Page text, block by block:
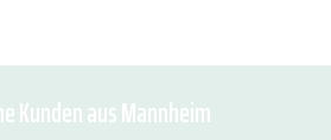
Kunden aus Mannheim